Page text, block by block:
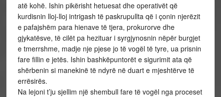
atë kohë. Ishin pikërisht hetuesat dhe operativët që
kurdisnin lloj-lloj intrigash të paskrupullta që i çonin njerëzit
e pafajshëm para hienave të tjera, prokurorve dhe
gjykatësve, të cilët pa hezituar i syrgjynosnin nëpër burgjet
e tmerrshme, madje nje pjese jo të vogël të tyre, ua prisnin
fare fillin e jetës. Ishin bashkëpuntorët e sigurimit ata që
shërbenin si manekinë të ndyrë në duart e mjeshtërve të
errësirës.
Na lejoni t’ju sjellim një shembull fare të vogël nga proceset